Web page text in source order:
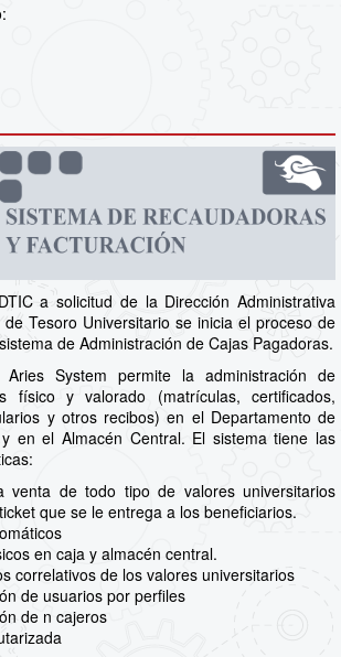
a solicitud de la Dirección Administrativa
Tesoro Universitario se inicia el proceso de
de Administración de Cajas Pagadoras.
System permite la administración de
físico y valorado (matrículas, certificados,
y otros recibos) en el Departamento de
en el Almacén Central. El sistema tiene las
de todo tipo de valores universitarios
que se le entrega a los beneficiarios.
en caja y almacén central.
correlativos de los valores universitarios
de usuarios por perfiles
de n cajeros